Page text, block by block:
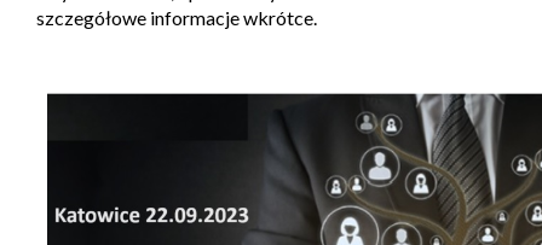
szczegółowe informacje wkrótce.